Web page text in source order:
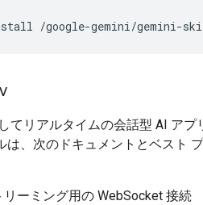
/google-gemini/gemini-
てリアルタイムの会話型 AI アプ
は、次のドキュメントとベスト
ーミング用の WebSocket 接続